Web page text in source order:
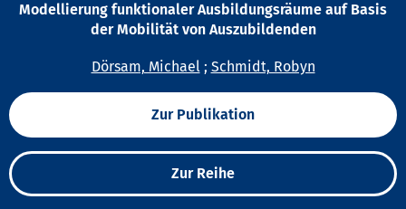
Modellierung funktionaler Ausbildungsräume auf Basis
der Mobilität von Auszubildenden
Dörsam, Michael; Schmidt, Robyn
Zur Publikation
Zur Reihe